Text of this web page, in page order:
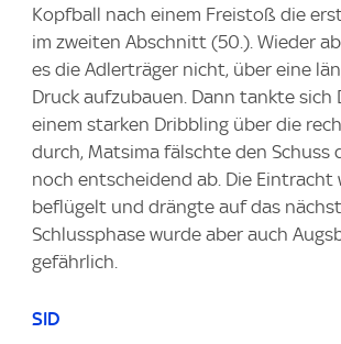
Kopfball nach einem Freistoß die
im zweiten Abschnitt (50.). Wieder
es die Adlerträger nicht, über eine
Druck aufzubauen. Dann tankte sich
einem starken Dribbling über die
durch, Matsima fälschte den Schuss
noch entscheidend ab. Die Eintracht
beflügelt und drängte auf das
Schlussphase wurde aber auch
gefährlich.
SID